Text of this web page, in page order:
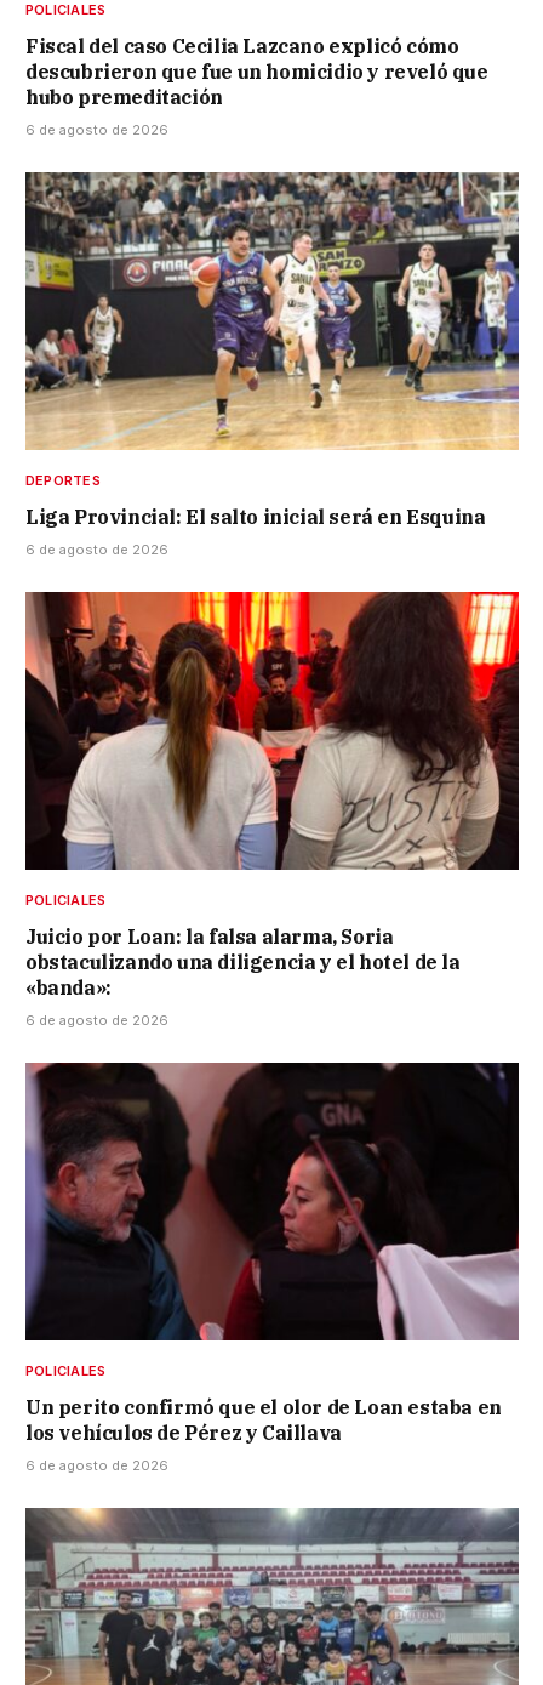
POLICIALES
Fiscal del caso Cecilia Lazcano explicó cómo
descubrieron que fue un homicidio y reveló que
hubo premeditación
6 de agosto de 2026
DEPORTES
Liga Provincial: El salto inicial será en Esquina
6 de agosto de 2026
POLICIALES
Juicio por Loan: la falsa alarma, Soria
obstaculizando una diligencia y el hotel de la
«banda»:
6 de agosto de 2026
POLICIALES
Un perito confirmó que el olor de Loan estaba en
los vehículos de Pérez y Caillava
6 de agosto de 2026